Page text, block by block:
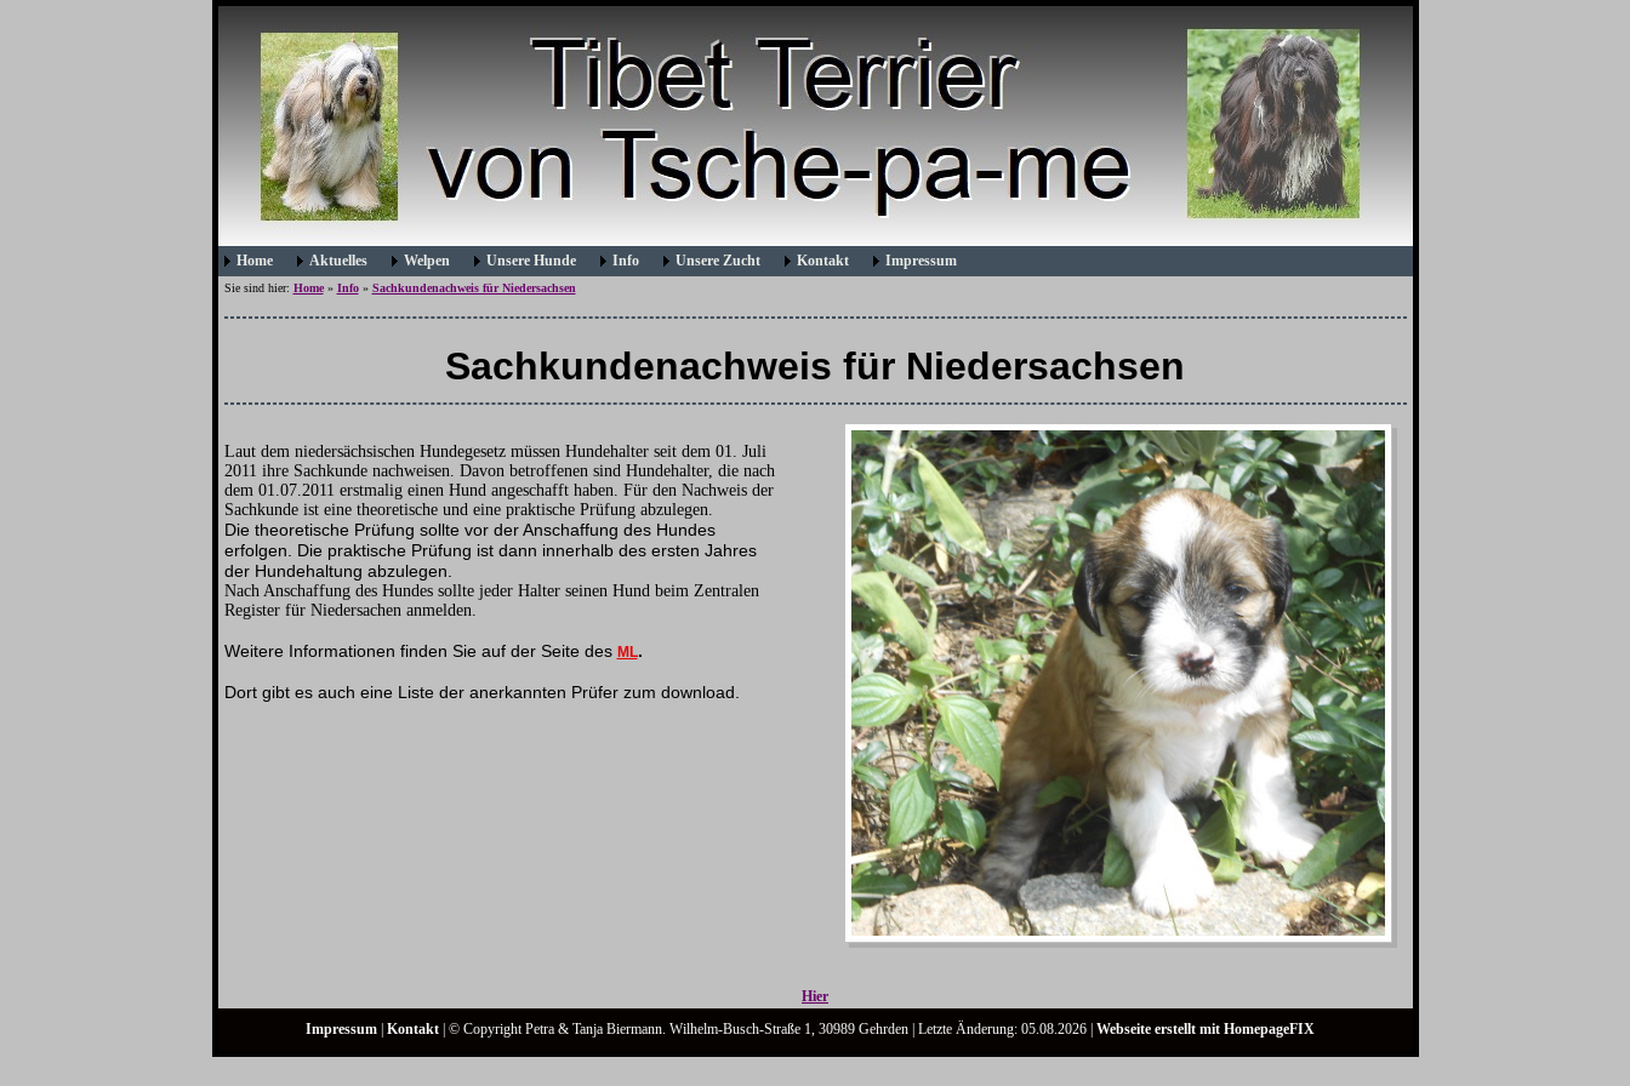
Home Aktuelles Welpen Unsere Hunde Info Unsere Zucht Kontakt Impressum
Sie sind hier: Home» Info» Sachkundenachweis für Niedersachsen
Sachkundenachweis für Niedersachsen
Laut dem niedersächsischen Hundegesetz müssen Hundehalter seit dem 01. Juli
2011 ihre Sachkunde nachweisen. Davon betroffenen sind Hundehalter, die nach
dem 01.07.2011 erstmalig einen Hund angeschafft haben. Für den Nachweis der
Sachkunde ist eine theoretische und eine praktische Prüfung abzulegen.
Die theoretische Prüfung sollte vor der Anschaffung des Hundes
erfolgen. Die praktische Prüfung ist dann innerhalb des ersten Jahres
der Hundehaltung abzulegen.
Nach Anschaffung des Hundes sollte jeder Halter seinen Hund beim Zentralen
Register für Niedersachen anmelden.
Weitere Informationen finden Sie auf der Seite des ML.
Dort gibt es auch eine Liste der anerkannten Prüfer zum download.
Hier
Impressum| Kontakt| © Copyright Petra & Tanja Biermann. Wilhelm-Busch-Straße 1, 30989 Gehrden | Letzte Änderung: 05.08.2026 | Webseite erstellt mit HomepageFIX